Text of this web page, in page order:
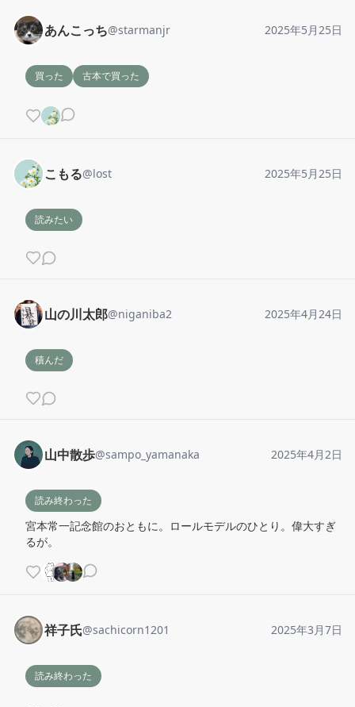
あんこっち@starmanjr 2025年5月25日
買った 古本で買った
こもる@lost 2025年5月25日
読みたい
山の川太郎@niganiba2 2025年4月24日
積んだ
山中散歩@sampo_yamanaka 2025年4月2日
読み終わった
宮本常一記念館のおともに。ロールモデルのひとり。偉大すぎ
るが。
祥子氏@sachicorn1201 2025年3月7日
読み終わった